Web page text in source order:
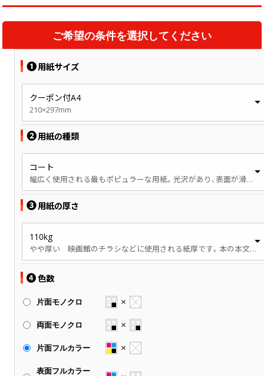
ご希望の条件を選択してください
❶用紙サイズ
クーポン付A4
210×297mm
❷用紙の種類
コート
幅広く使用される最もポピュラーな用紙。光沢があり、表面が滑らかです。
❸用紙の厚さ
110kg
やや厚い 映画館のチラシなどに使用される紙厚です。本の本文、パンフレットなどに使用されます。
❹色数
片面モノクロ
両面モノクロ
片面フルカラー
表面フルカラー